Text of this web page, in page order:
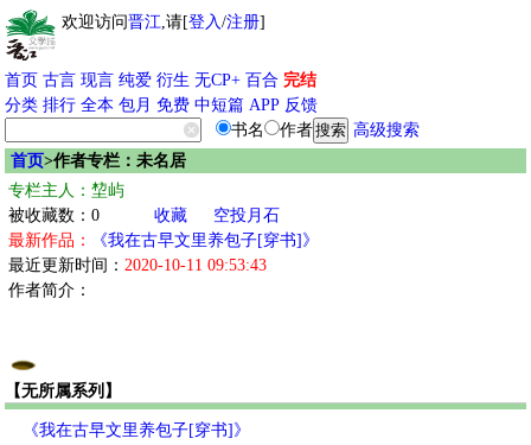
欢迎访问晋江,请[登入/注册]
首页 古言 现言 纯爱 衍生 无CP+ 百合 完结
分类 排行 全本 包月 免费 中短篇 APP 反馈
书名
作者
高级搜索
首页>作者专栏：未名居
专栏主人：堏屿
被收藏数：0
收藏
空投月石
最新作品：
《我在古早文里养包子[穿书]》
最近更新时间： 2020-10-11 09:53:43
作者简介：
【无所属系列】
《我在古早文里养包子[穿书]》